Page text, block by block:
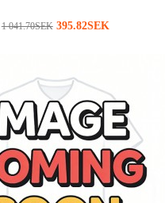
1 041.70SEK 395.82SEK